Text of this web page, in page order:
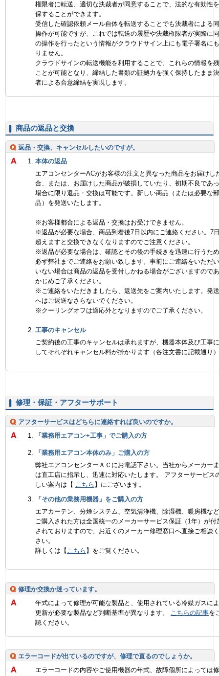
権限者に転送、適切な決裁者が同意することで、法的な有効性
保することができます。
受信した確認依頼メール自体を転送することでも決裁者による
操作が可能ですが、これでは転送の履歴や決裁権限者が実際に
の操作を行ったという情報がクラウドサイン上にも電子署名に
りません。
クラウドサインの転送機能を利用することで、これらの情報を
ことが可能となり、締結した書類の証拠力を強く保持したまま
者による合意締結を実現します。
商品の返品と交換
返品・交換、キャンセルしたいのですが。
本体の返品
エアコンセンターACがお客様の注文と異なった商品をお届けし
合、または、お届けした商品が破損していたり、初期不良であ
場合に限り返品・交換は可能です。新しい商品（または必要な部
品）を発送いたします。
※お客様都合による返品・交換はお受けできません。
※返品が必要な場合、商品到着後7日以内にご連絡ください。7
超えますと交換できなくなりますのでご注意ください。
※返品が必要な場合は、確認とその後の手続きを迅速に行うた
必ず弊社までご連絡をお願い致します。事前にご連絡をいただ
いない場合は商品の返品を受付しかねる場合がございますので
かじめご了承ください。
※ご連絡をいただきましたら、返送先をご案内いたします。発
へはご返送なさらないでください。
※クーリングオフは適応外となりますのでご了承ください。
工事のキャンセル
ご契約後の工事のキャンセルは承れますが、機器本体及び工事
してそれぞれキャンセル料が掛かります（各注文書に記載通り
修理・保証・アフターサポート
アフターサービスはどちらに連絡すれば良いのですか。
「業務用エアコン+工事」でご購入の方
「業務用エアコン本体のみ」ご購入の方
弊社エアコンセンターＡＣにお電話下さい。当社からメーカー
は直工店に指示し、迅速に対応いたします。 アフターサービス
しい案内は【 こちら 】にございます。
「その他の業務用機器」をご購入の方
エアカーテン、分煙システム、空気清浄機、除湿機、暖房機な
ご購入された方は全国統一のメーカーサービス保証（1年）が付
されておりますので、お近くのメーカー修理窓口へ直接ご相談
さい。
詳しくは【 こちら 】をご覧ください。
修理か交換か迷っています。
年式によって修理が可能な製品と、使用されている冷媒ガスに
更新が必要な製品など判断基準が異なります。 こちらの記事を
認ください。
エラーコードが出ているのですが、修理で直るのでしょうか。
エラーコードの内容やご使用機器の年式、故障個所によっては